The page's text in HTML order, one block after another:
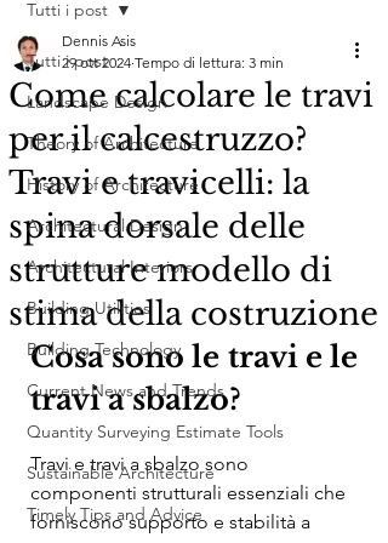
Tutti i post
Landscape Design
Theory of Architecture
History of Architecture
Architectural Design
Architectural Interiors
Building Utilities
Building Technology
Current News and Trends
Quantity Surveying Estimate Tools
Sustainable Architecture
Timely Tips and Advice
Tutti i post
Come calcolare le travi
per il calcestruzzo?
Travi e travicelli: la
spina dorsale delle
strutture modello di
stima della costruzione
Dennis Asis
29 ott 2024 Tempo di lettura: 3 min
Cosa sono le travi e le
travi a sbalzo?
Travi e travi a sbalzo sono
componenti strutturali essenziali che
forniscono supporto e stabilità a